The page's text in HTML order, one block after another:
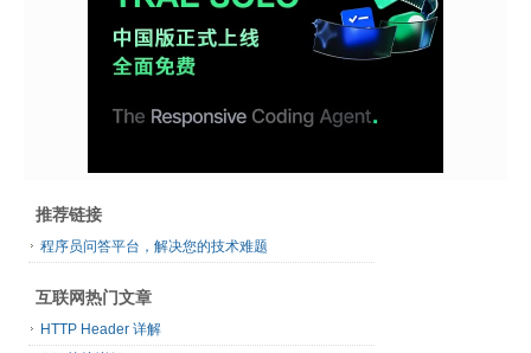
推荐链接
程序员问答平台，解决您的技术难题
互联网热门文章
HTTP Header 详解